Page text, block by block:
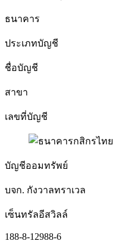
ธนาคาร
ประเภทบัญชี
ชื่อบัญชี
สาขา
เลขที่บัญชี
บัญชีออมทรัพย์
บจก. กังวาลทราเวล
เซ็นทรัลอีสวิลล์
188-8-12988-6